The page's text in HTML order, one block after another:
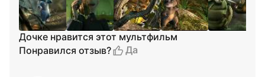
Дочке нравится этот мультфильм
Понравился отзыв?
Да